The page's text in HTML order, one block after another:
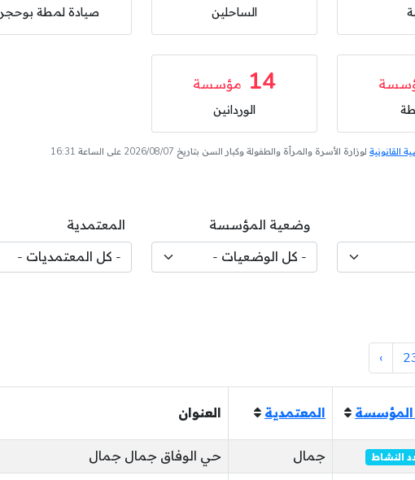
الساحلين صيادة لمطة بوحجر
14 مؤسسة
الوردانين
لوزارة الأسرة والمرأة والطفولة وكبار السن بتاريخ 2026/08/07 على الساعة 16:31
وضعية المؤسسة
المعتمدية
›
المعتمدية العنوان
النشاط جمال حي الوفاق جمال جمال